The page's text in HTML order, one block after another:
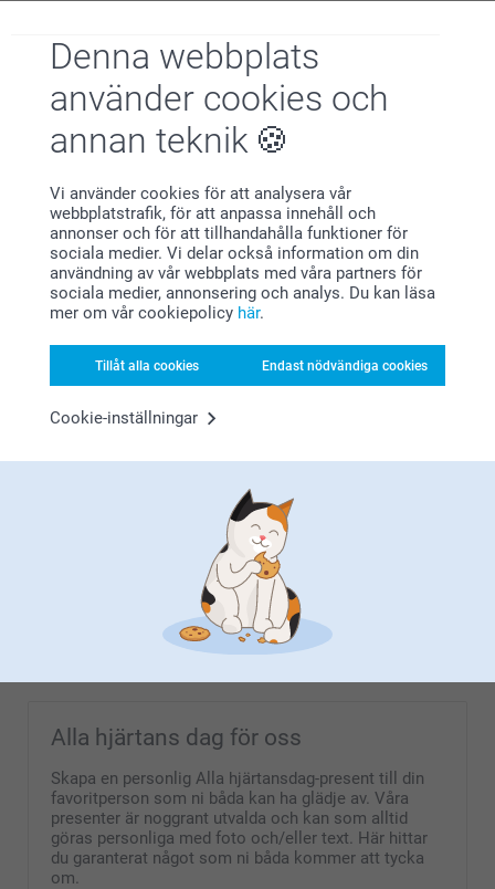
Denna webbplats
använder cookies och
annan teknik
Vi använder cookies för att analysera vår
webbplatstrafik, för att anpassa innehåll och
annonser och för att tillhandahålla funktioner för
sociala medier. Vi delar också information om din
användning av vår webbplats med våra partners för
sociala medier, annonsering och analys. Du kan läsa
mer om vår cookiepolicy här.
Tillåt alla cookies Endast nödvändiga cookies
Cookie-inställningar
2025-05-12
13:27
Hej Sandra,
Tusen tack för de fem stjärnorna och ditt fina
omdöme. Vi är så glada att du gillar din matlåda!
Vänliga hälsningar,
Kirsi @smartphoto
2025-05-01
kommer göra det igen.
Visa reaktioner
2025-05-06
13:47
Stort tack för de ⭐️⭐️⭐️⭐️⭐️ och ditt omdöme om våra
matlåda!
Det är ett fantastiskt sätt att göra sin produktet mer
Tack för att du valde att beställa från oss!
Zeinab @smartphoto
Relaterade produkter
(17 omdömen)
Personligt anpassade
namnlappar - Startpaket
299,00
Alla hjärtans dag för oss
Skapa en personlig Alla hjärtansdag-present till din
favoritperson som ni båda kan ha glädje av. Våra
presenter är noggrant utvalda och kan som alltid
göras personliga med foto och/eller text. Här hittar
du garanterat något som ni båda kommer att tycka
om.